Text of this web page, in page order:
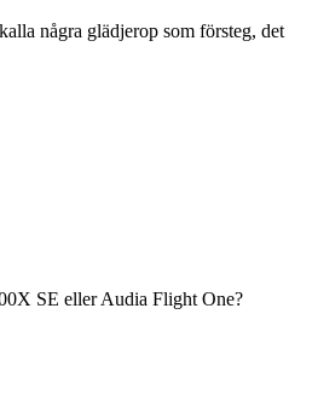
några glädjerop som försteg, det
SE eller Audia Flight One?